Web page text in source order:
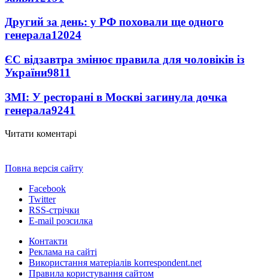
Другий за день: у РФ поховали ще одного
генерала12024
ЄС відзавтра змінює правила для чоловіків із
України9811
ЗМІ: У ресторані в Москві загинула дочка
генерала9241
Читати коментарі
Повна версія сайту
Facebook
Twitter
RSS-стрічки
E-mail розсилка
Контакти
Реклама на сайті
Використання матеріалів korrespondent.net
Правила користування сайтом